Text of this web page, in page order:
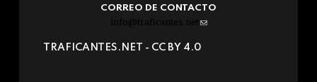
CORREO DE CONTACTO
info@traficantes.net (link
e-
TRAFICANTES.NET - CC BY 4.0